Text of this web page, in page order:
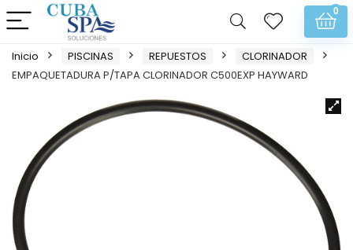
0
Inicio PISCINAS REPUESTOS
CLORINADOR
EMPAQUETADURA P/TAPA CLORINADOR C500EXP HAYWARD